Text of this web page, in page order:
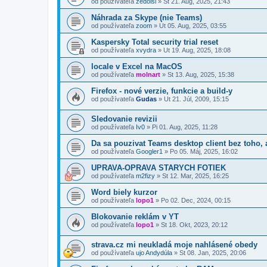
Náhrada za Skype (nie Teams)
od používateľa zoom » Ut 05. Aug, 2025, 03:55
Kaspersky Total security trial reset
od používateľa xvydra » Ut 19. Aug, 2025, 18:08
locale v Excel na MacOS
od používateľa molnart » St 13. Aug, 2025, 15:38
Firefox - nové verzie, funkcie a build-y
od používateľa Gudas » Ut 21. Júl, 2009, 15:15
Sledovanie revizii
od používateľa Iv0 » Pi 01. Aug, 2025, 11:28
Da sa pouzivat Teams desktop client bez
od používateľa Googler1 » Po 05. Máj, 2025, 16:02
UPRAVA-OPRAVA STARYCH FOTIEK
od používateľa m2fizy » St 12. Mar, 2025, 16:25
Word biely kurzor
od používateľa lopo1 » Po 02. Dec, 2024, 00:15
Blokovanie reklám v YT
od používateľa lopo1 » St 18. Okt, 2023, 20:12
strava.cz mi neukladá moje nahlásené obedy
od používateľa ujo Andydúla » St 08. Jan, 2025, 20:06